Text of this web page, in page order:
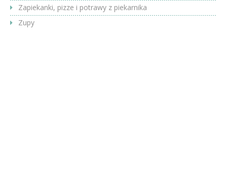
Zapiekanki, pizze i potrawy z piekarnika
Zupy